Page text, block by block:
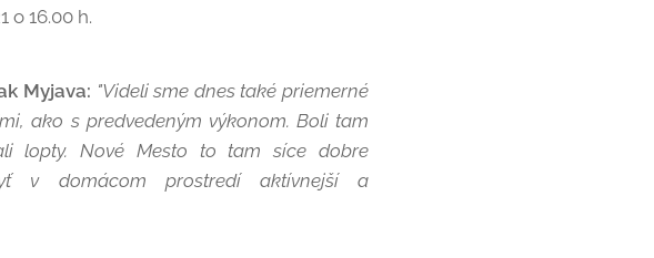
o 16.00 h.
Myjava: "Videli sme dnes také priemerné
ako s predvedeným výkonom. Boli tam
lopty. Nové Mesto to tam síce dobre
v domácom prostredí aktívnejší a